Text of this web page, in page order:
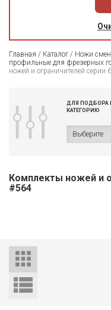
Главная / Каталог / Ножи
профильные для фрезерных
ножей и ограничителей серии
ДЛЯ ПОДБОРА
КАТЕГОРИЮ
Комплекты ножей и
#564